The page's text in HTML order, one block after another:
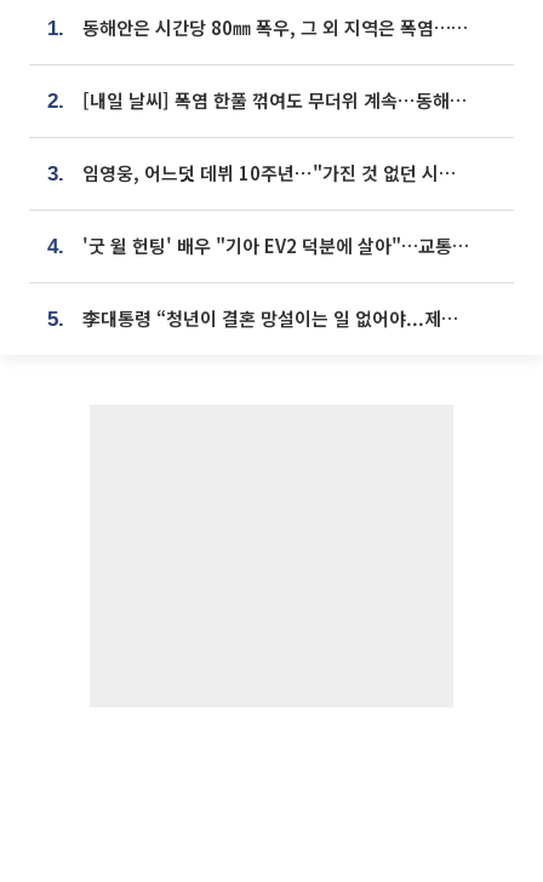
1. 동해안은 시간당 80㎜ 폭우, 그 외 지역은 폭염…‘극과 극 날씨’
2. [내일 날씨] 폭염 한풀 꺾여도 무더위 계속⋯동해안 이틀 연속 비
3. 임영웅, 어느덧 데뷔 10주년⋯"가진 것 없던 시절, 내 앞엔 20명의 팬뿐"
4. '굿 윌 헌팅' 배우 "기아 EV2 덕분에 살아"…교통사고 후 안전성 극찬
5. 李대통령 “청년이 결혼 망설이는 일 없어야...제도상 불이익 조사”